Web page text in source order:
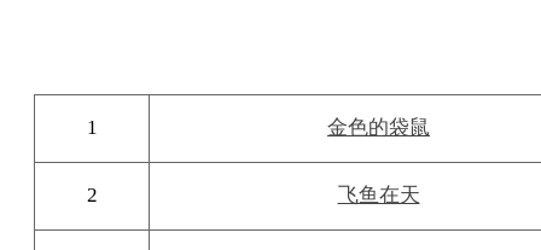
1 金色的袋鼠
2 飞鱼在天